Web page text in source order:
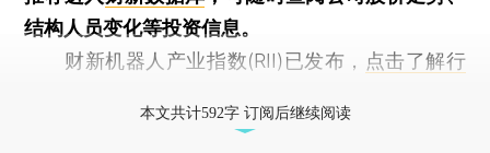
结构人员变化等投资信息。
财新机器人产业指数(RII)已发布， 点击了解行
本文共计592字 订阅后继续阅读